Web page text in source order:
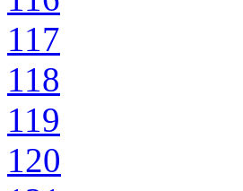
117
118
119
120